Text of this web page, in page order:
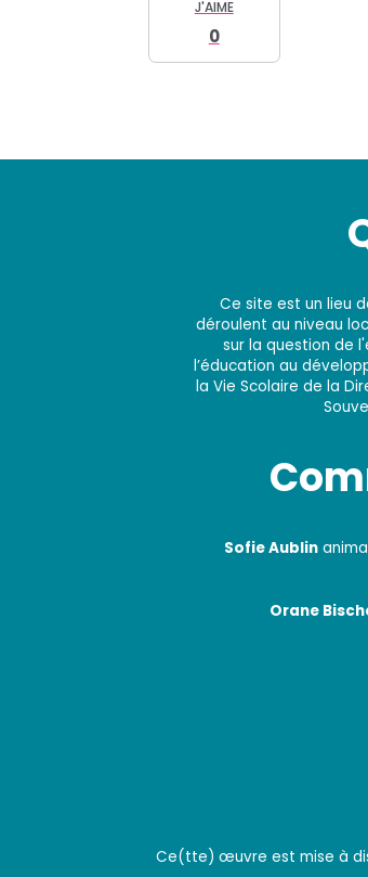
J'AIME
0
Ce site est un lieu
déroulent au niveau
sur la question de
l’éducation au
la Vie Scolaire de la
Sofie Aublin
Orane
Ce(tte) œuvre est mise à